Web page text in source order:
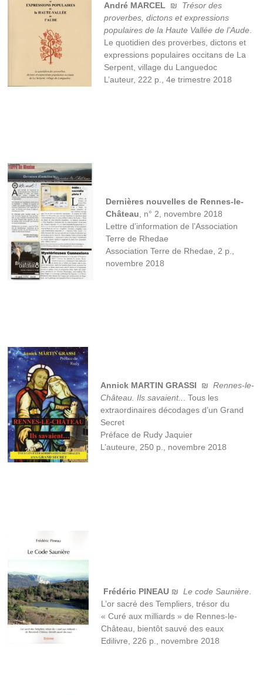
André MARCEL ₪ Trésor des
proverbes, dictons et expressions
populaires de la Haute Vallée de l’Aude
Le quotidien des proverbes, dictons et
expressions populaires occitans de La
Serpent, village du Languedoc
L’auteur, 222 p., 4e trimestre 2018
Dernières nouvelles de Rennes-le-
Château , n° 2, novembre 2018
Lettre d’information de l’Association
Terre de Rhedae
Association Terre de Rhedae, 2 p.,
novembre 2018
Annick MARTIN GRASSI ₪Rennes-le-
Château. Ils savaient..
. Tous les
extraordinaires décodages d’un Grand
Secret
Préface de Rudy Jaquier
L’auteure, 250 p., novembre 2018
Frédéric PINEAU ₪Le code Saunière
L’or sacré des Templiers, trésor du
« Curé aux milliards » de Rennes-le-
Château, bientôt sauvé des eaux
Edilivre, 226 p., novembre 2018